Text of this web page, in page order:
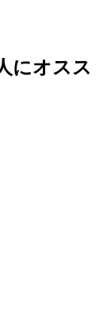
にオスス